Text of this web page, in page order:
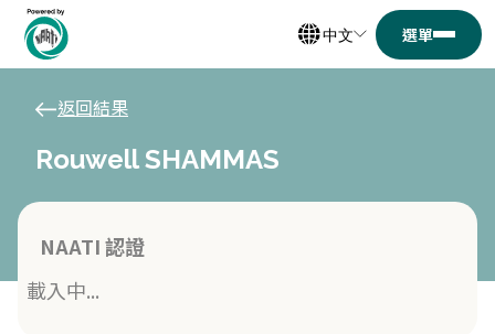
中文
返回結果
Rouwell SHAMMAS
NAATI 認證
載入中...